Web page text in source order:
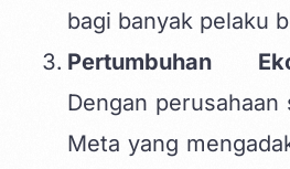
bagi banyak pelaku
Pertumbuhan
Dengan
Meta yang